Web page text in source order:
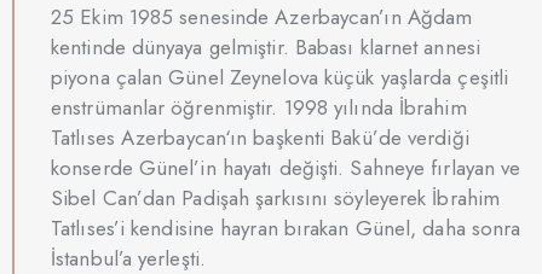
25 Ekim 1985 senesinde Azerbaycan’ın Ağdam
kentinde dünyaya gelmiştir. Babası klarnet annesi
piyona çalan Günel Zeynelova küçük yaşlarda çeşitli
enstrümanlar öğrenmiştir. 1998 yılında İbrahim
Tatlıses Azerbaycan‘ın başkenti Bakü’de verdiği
konserde Günel’in hayatı değişti. Sahneye fırlayan ve
Sibel Can’dan Padişah şarkısını söyleyerek İbrahim
Tatlıses’i kendisine hayran bırakan Günel, daha sonra
İstanbul’a yerleşti.